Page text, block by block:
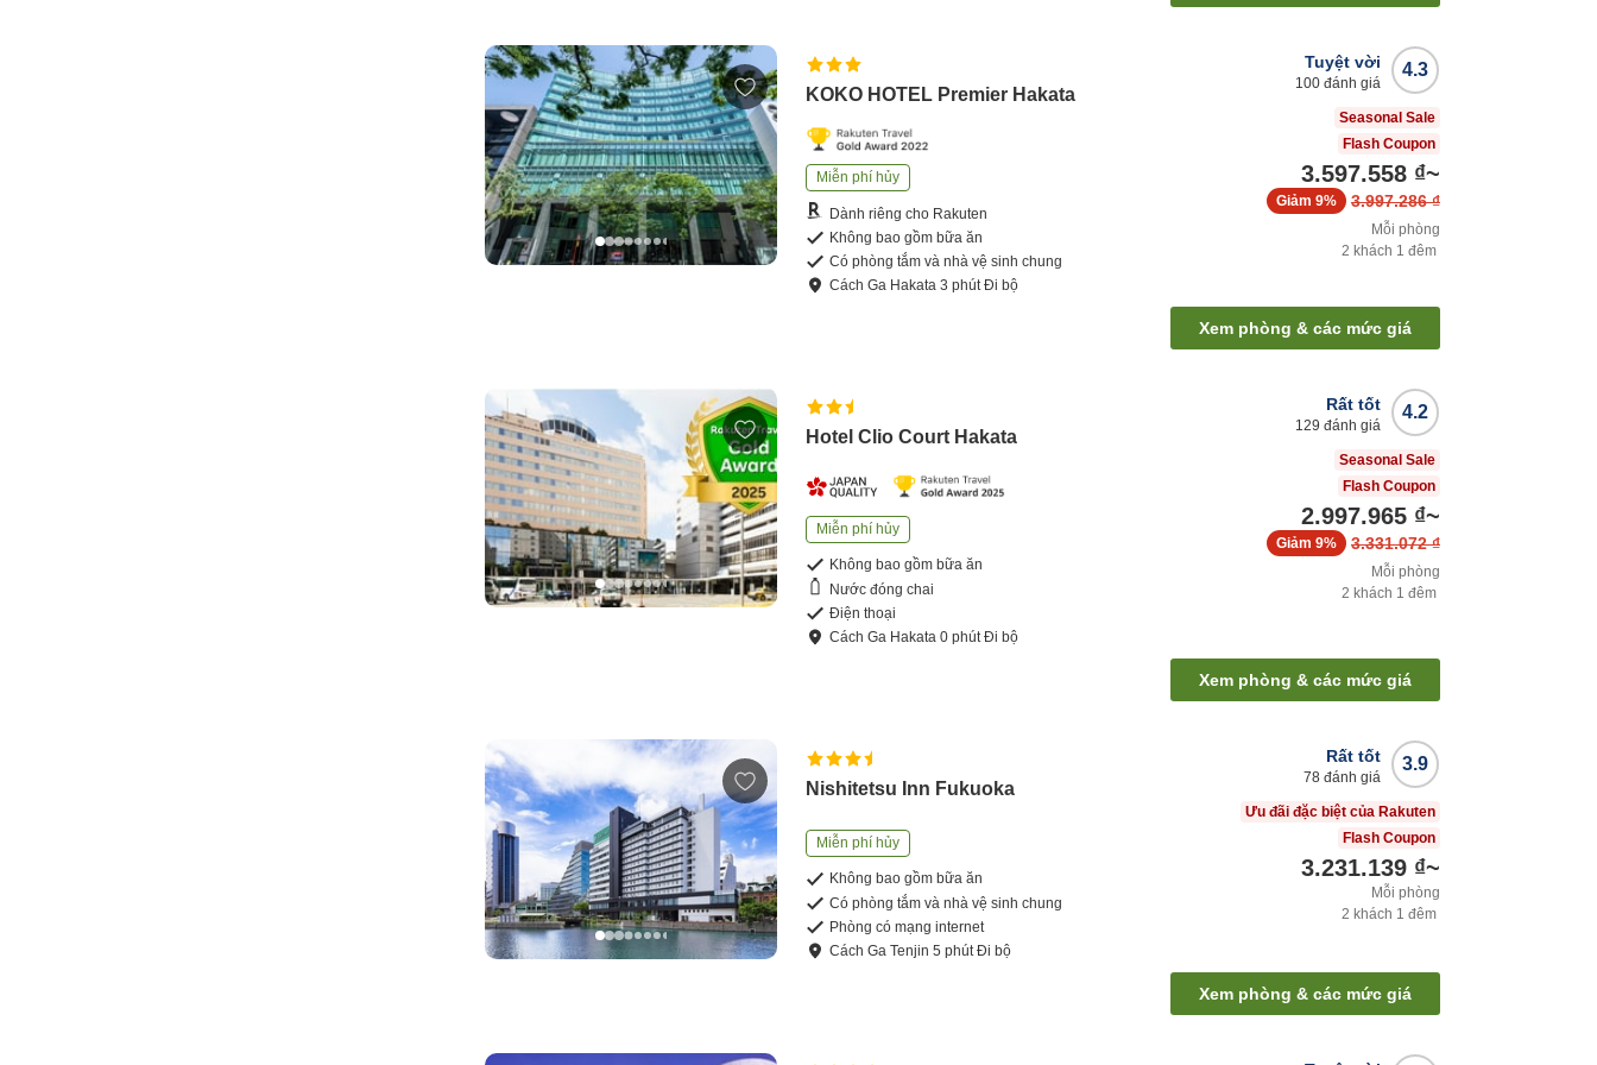
KOKO HOTEL Premier Hakata
Miễn phí hủy
Dành riêng cho Rakuten
Không bao gồm bữa ăn
Có phòng tắm và nhà vệ sinh chung
CáchGa Hakata 3 phútĐi bộ
4.3
Tuyệt vời
100 đánh giá
Seasonal Sale
Flash Coupon
3.597.558 ₫~
3.997.286 ₫
Giảm 9%
Mỗi phòng
2 khách 1 đêm
Xem phòng & các mức giá
Hotel Clio Court Hakata
Miễn phí hủy
Không bao gồm bữa ăn
Nước đóng chai
Điện thoại
CáchGa Hakata 0 phútĐi bộ
4.2
Rất tốt
129 đánh giá
Seasonal Sale
Flash Coupon
2.997.965 ₫~
3.331.072 ₫
Giảm 9%
Mỗi phòng
2 khách 1 đêm
Xem phòng & các mức giá
Nishitetsu Inn Fukuoka
Miễn phí hủy
Không bao gồm bữa ăn
Có phòng tắm và nhà vệ sinh chung
Phòng có mạng internet
CáchGa Tenjin 5 phútĐi bộ
3.9
Rất tốt
78 đánh giá
Ưu đãi đặc biệt của Rakuten
Flash Coupon
3.231.139 ₫~
Mỗi phòng
2 khách 1 đêm
Xem phòng & các mức giá